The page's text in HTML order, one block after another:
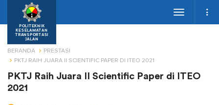
POLITEKNIK
KESELAMATAN
TRANSPORTASI
JALAN
Toggle
BERANDA
PRESTASI
PKTJ RAIH JUARA II SCIENTIFIC PAPER DI ITEO 2021
PKTJ Raih Juara II Scientific Paper di ITEO
2021